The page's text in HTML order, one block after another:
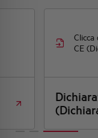
Clicca
CE